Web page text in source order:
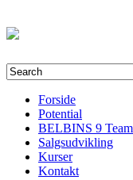
Forside
Potential
BELBINS 9
Salgsudvikling
Kurser
Kontakt